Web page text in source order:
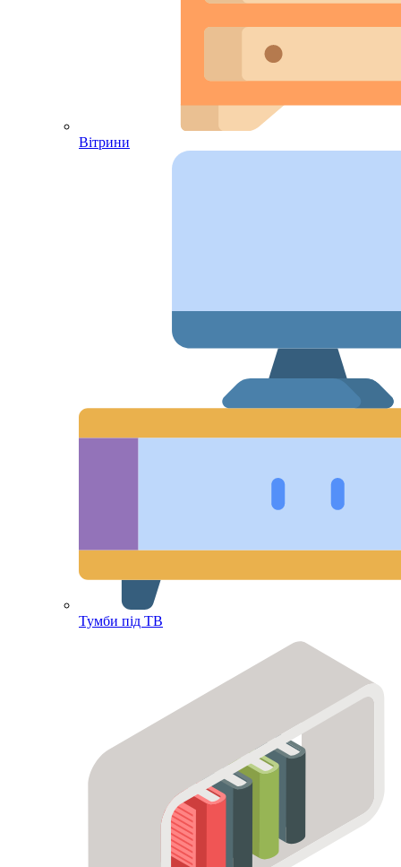
Вітрини
Тумби під ТВ